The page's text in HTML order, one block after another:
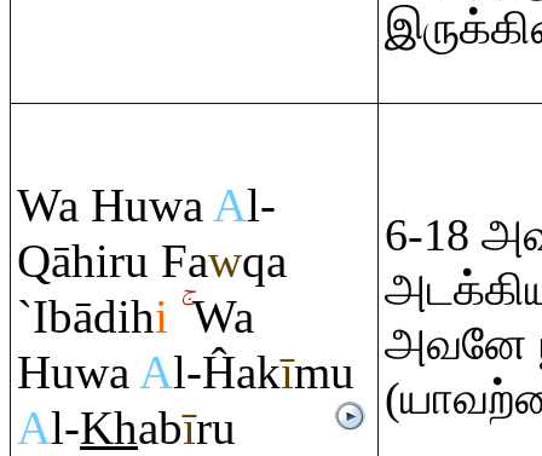
Wa HuwaAl-
Qāhiru Fawqa
`Ibādihi Wa
HuwaAl-Ĥakīmu
Al-Khabīru
6-18
அவனே